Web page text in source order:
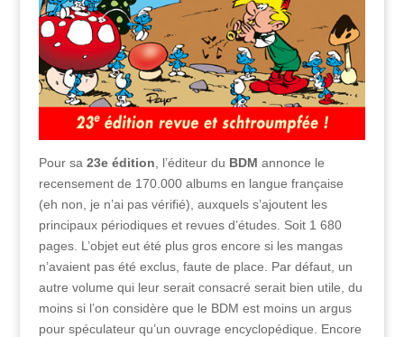
Pour sa 23e édition , l’éditeur du BDM annonce le
recensement de 170.000 albums en langue française
(eh non, je n’ai pas vérifié), auxquels s’ajoutent les
principaux périodiques et revues d’études. Soit 1 680
pages. L’objet eut été plus gros encore si les mangas
n’avaient pas été exclus, faute de place. Par défaut, un
autre volume qui leur serait consacré serait bien utile, du
moins si l’on considère que le BDM est moins un argus
pour spéculateur qu’un ouvrage encyclopédique. Encore